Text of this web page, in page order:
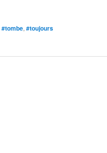
#tombe, #toujours